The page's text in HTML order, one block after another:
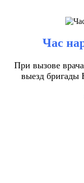
Час
При вызове
выезд